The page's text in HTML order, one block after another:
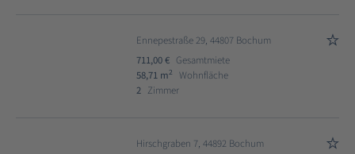
Ennepestraße 29, 44807 Bochum
711,00 € Gesamtmiete
58,71 m2
Wohnfläche
2 Zimmer
Hirschgraben 7, 44892 Bochum